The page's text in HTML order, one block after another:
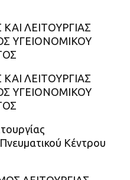
ΛΕΙΤΟΥΡΓΙΑΣ
ΥΓΕΙΟΝΟΜΙΚΟΥ
ΛΕΙΤΟΥΡΓΙΑΣ
ΥΓΕΙΟΝΟΜΙΚΟΥ
Κέντρου